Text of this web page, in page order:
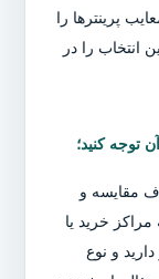
پرینترها را
انتخاب را در
توجه کنید؛
مقایسه و
خرید یا
و نوع